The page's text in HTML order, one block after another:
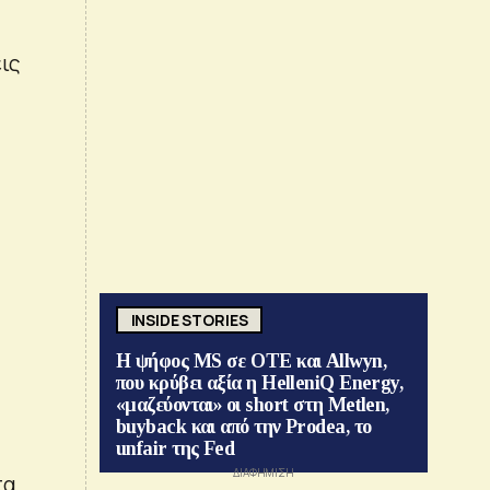
INSIDE STORIES
Η ψήφος MS σε ΟΤΕ και Allwyn,
που κρύβει αξία η HelleniQ Energy,
«μαζεύονται» οι short στη Metlen,
buyback και από την Prodea, το
unfair της Fed